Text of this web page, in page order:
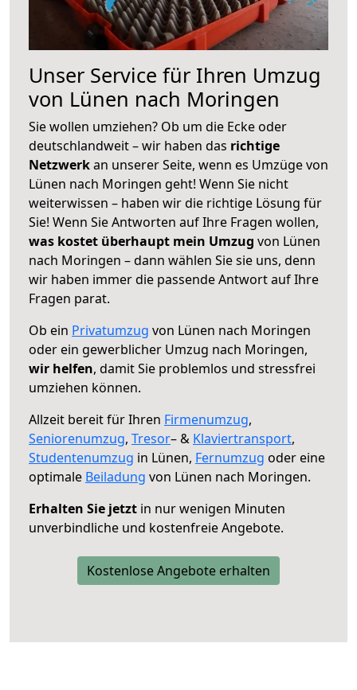
Unser Service für Ihren Umzug
von Lünen nach Moringen
Sie wollen umziehen? Ob um die Ecke oder
deutschlandweit – wir haben das richtige
Netzwerkan unserer Seite, wenn es Umzüge von
Lünen nach Moringen geht! Wenn Sie nicht
weiterwissen – haben wir die richtige Lösung für
Sie! Wenn Sie Antworten auf Ihre Fragen wollen,
was kostet überhaupt mein Umzug von Lünen
nach Moringen – dann wählen Sie sie uns, denn
wir haben immer die passende Antwort auf Ihre
Fragen parat.
Ob ein Privatumzug von Lünen nach Moringen
oder ein gewerblicher Umzug nach Moringen,
wir helfen, damit Sie problemlos und stressfrei
umziehen können.
Allzeit bereit für Ihren Firmenumzug,
Seniorenumzug, Tresor– & Klaviertransport,
Studentenumzug in Lünen, Fernumzug oder eine
optimale Beiladung von Lünen nach Moringen.
Erhalten Sie jetzt in nur wenigen Minuten
unverbindliche und kostenfreie Angebote.
Kostenlose Angebote erhalten